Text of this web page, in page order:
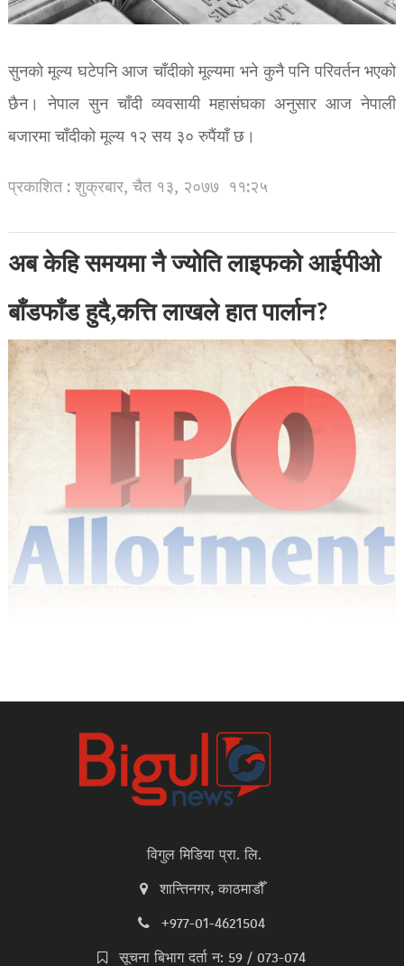
सुनको मूल्य घटेपनि आज चाँदीको मूल्यमा भने कुनै पनि परिवर्तन भएको
छैन। नेपाल सुन चाँदी व्यवसायी महासंघका अनुसार आज नेपाली
बजारमा चाँदीको मूल्य १२ सय ३० रुपैंयाँ छ।
प्रकाशित : शुक्रबार, चैत १३, २०७७ ११:२५
अब केहि समयमा नै ज्योति लाइफकाे आईपीओ
बाँडफाँड हुदै,कत्ति लाखले हात पार्लान?
विगुल मिडिया प्रा. लि.
शान्तिनगर, काठमाडौँ
+977-01-4621504
सूचना बिभाग दर्ता न: 59 / 073-074